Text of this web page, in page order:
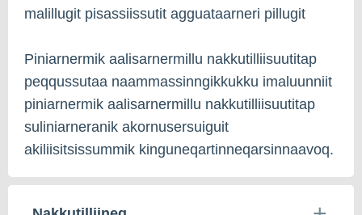
malillugit pisassiissutit agguataarneri pillugit
Piniarnermik aalisarnermillu nakkutilliisuutitap
peqqussutaa naammassinngikkukku imaluunniit
piniarnermik aalisarnermillu nakkutilliisuutitap
suliniarneranik akornusersuiguit
akiliisitsissummik kinguneqartinneqarsinnaavoq.